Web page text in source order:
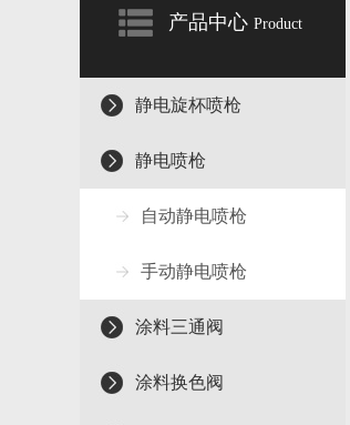
产品中心 Product
静电旋杯喷枪
静电喷枪
自动静电喷枪
手动静电喷枪
涂料三通阀
涂料换色阀